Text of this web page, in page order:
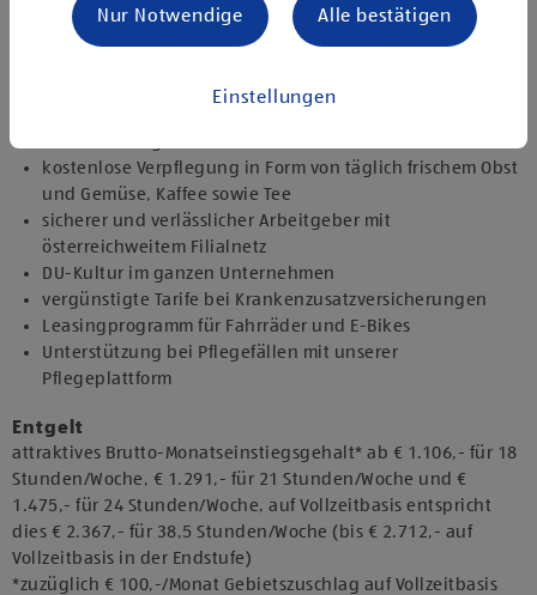
umfangreiche Einarbeitung und individuelles
Onboarding
kostenlose Verpflegung in Form von täglich frischem Obst
und Gemüse, Kaffee sowie Tee
sicherer und verlässlicher Arbeitgeber mit
österreichweitem Filialnetz
DU-Kultur im ganzen Unternehmen
vergünstigte Tarife bei Krankenzusatzversicherungen
Leasingprogramm für Fahrräder und E-Bikes
Unterstützung bei Pflegefällen mit unserer
Pflegeplattform
Entgelt
attraktives Brutto-Monatseinstiegsgehalt* ab € 1.106,- für 18
Stunden/Woche, € 1.291,- für 21 Stunden/Woche und €
1.475,- für 24 Stunden/Woche, auf Vollzeitbasis entspricht
dies € 2.367,- für 38,5 Stunden/Woche (bis € 2.712,- auf
Vollzeitbasis in der Endstufe)
*zuzüglich € 100,-/Monat Gebietszuschlag auf Vollzeitbasis
Einstellungen
Nur Notwendige Alle bestätigen